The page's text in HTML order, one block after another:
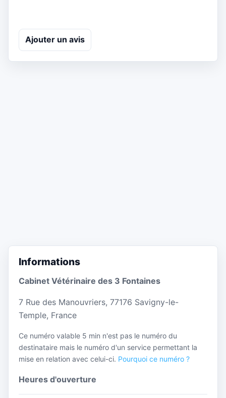
Ajouter un avis
Informations
Cabinet Vétérinaire des 3 Fontaines
7 Rue des Manouvriers, 77176 Savigny-le-
Temple, France
Ce numéro valable 5 min n'est pas le numéro du
destinataire mais le numéro d'un service permettant la
mise en relation avec celui-ci. Pourquoi ce numéro ?
Heures d'ouverture